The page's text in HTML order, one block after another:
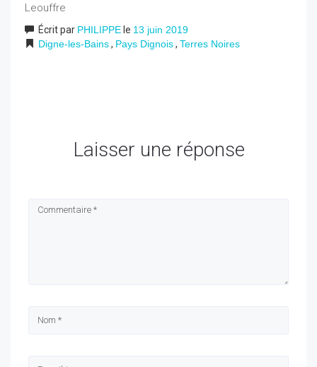
Leouffre
Écrit par PHILIPPEle 13 juin 2019
Digne-les-Bains, Pays Dignois, Terres Noires
Laisser une réponse